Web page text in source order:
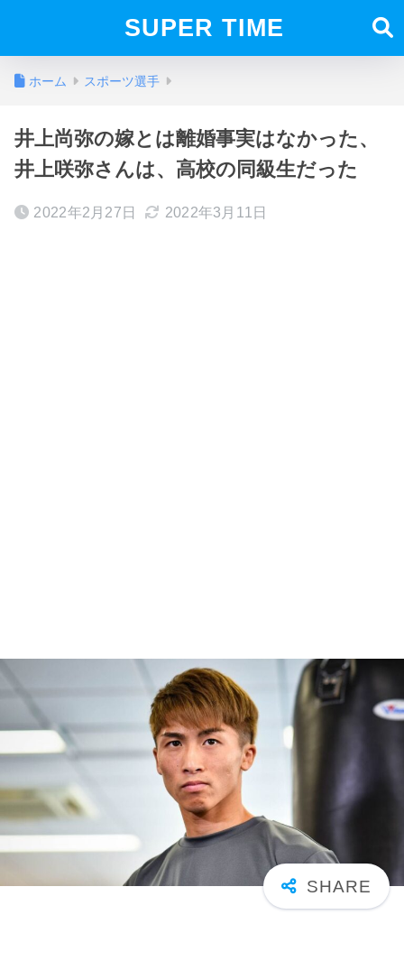
SUPER TIME
ホーム スポーツ選手
井上尚弥の嫁とは離婚事実はなかった、
井上咲弥さんは、高校の同級生だった
2022年2月27日 2022年3月11日